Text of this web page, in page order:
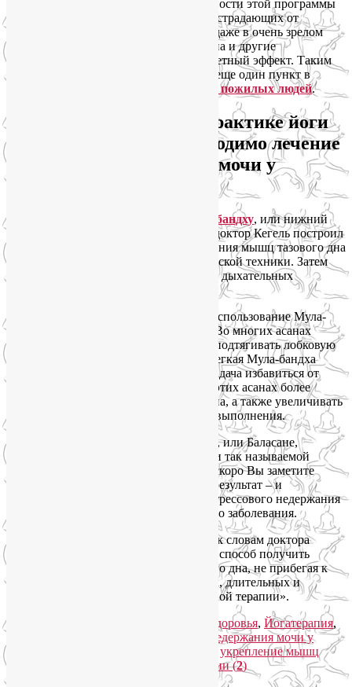
убедились в безопасности и эффективности этой программы
для пожилых женщин, наиболее часто страдающих от
непроизвольных утечек мочи. То есть даже в очень зрелом
возрасте укрепление мышц тазового дна и другие
преимущества занятий йогой дают заметный эффект. Таким
образом, медицинская наука добавила еще один пункт в
занятий йогой пожилых людей.
Мои рекомендации по практике йоги
для случаев, когда необходимо лечение
стрессового недержания мочи у
Мула-бандху, или нижний
энергетический замок. Я уверена, что доктор Кегель построил
свою систему упражнений для укрепления мышц тазового дна
именно на основе этой древней йогической техники. Затем
начинайте использовать Мула-бандху в дыхательных
Некоторые пранаямы подразумевают использование Мула-
. Во многих асанах
необходимо разворачивать таз вперед, подтягивать лобковую
кость и копчик вперед и вверх. Здесь легкая Мула-бандха
образуется сама собой, но если стоит задача избавиться от
непроизвольных утечек мочи, стоит в этих асанах более
активно сокращать мышцы тазового дна, а также увеличивать
количество подобных асан и время их выполнения.
И даже когда отдыхаете в позе Ребенка, или Баласане,
используйте эти моменты для практики так называемой
пульсирующей Мула-бандхи. И очень скоро Вы заметите
укрепление мышц тазового дна, а как результат – и
уменьшение утечек мочи вследствие стрессового недержания
мочи и других видов этого неприятного заболевания.
И еще раз советую всем прислушаться к словам доктора
Элисон Хуан: «Для женщин йога – это способ получить
больше контроля над мышцами тазового дна, не прибегая к
помощи традиционных дорогостоящих, длительных и
интенсивных методов реабилитационной терапии».
Йога для здоровья, Йогатерапия,
лечение недержания мочи у
укрепление мышц
Комментарии (2)